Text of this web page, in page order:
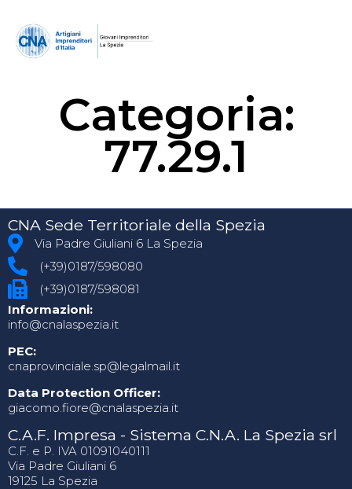
Categoria:
77.29.1
CNA Sede Territoriale della Spezia
Via Padre Giuliani 6 La Spezia
(+39)0187/598080
(+39)0187/598081
Informazioni:
info@cnalaspezia.it
PEC:
cnaprovinciale.sp@legalmail.it
Data Protection Officer:
giacomo.fiore@cnalaspezia.it
C.A.F. Impresa - Sistema C.N.A. La Spezia srl
C.F. e P. IVA 01091040111
Via Padre Giuliani 6
19125 La Spezia